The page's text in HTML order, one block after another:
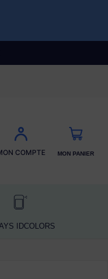
COMPTE MON PANIER
IDCOLORS